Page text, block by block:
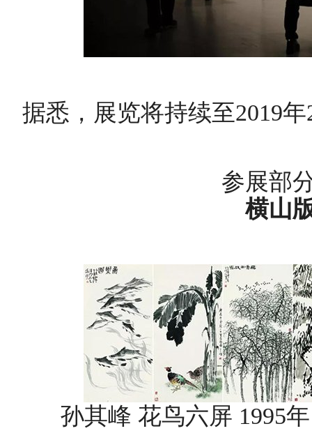
据悉，展览将持续至2019
参展部
横山
孙其峰 花鸟六屏 1995